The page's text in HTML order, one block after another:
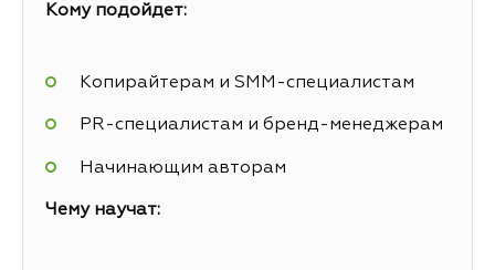
Кому подойдет:
Копирайтерам и SMM-специалистам
PR-специалистам и бренд-менеджерам
Начинающим авторам
Чему научат: